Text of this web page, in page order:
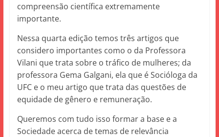
compreensão científica extremamente
importante.
Nessa quarta edição temos três artigos que
considero importantes como o da Professora
Vilani que trata sobre o tráfico de mulheres; da
professora Gema Galgani, ela que é Socióloga da
UFC e o meu artigo que trata das questões de
equidade de gênero e remuneração.
Queremos com tudo isso formar a base e a
Sociedade acerca de temas de relevância